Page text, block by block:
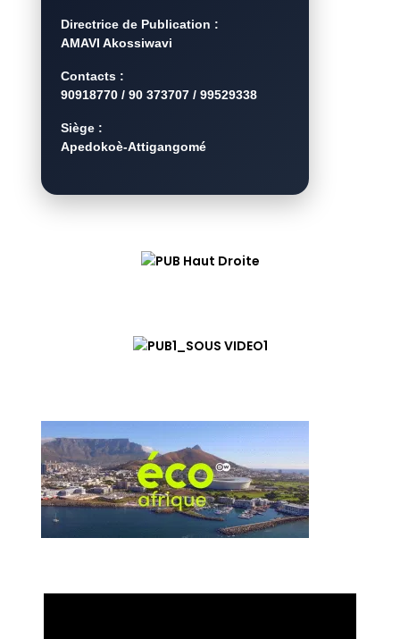
Directrice de Publication :
AMAVI Akossiwavi
Contacts :
90918770 / 90 373707 / 99529338
Siège :
Apedokoè-Attigangomé